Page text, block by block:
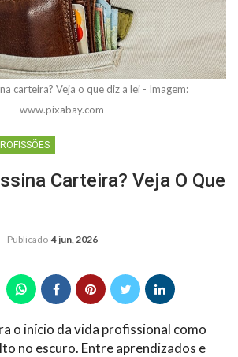
carteira? Veja o que diz a lei - Imagem:
www.pixabay.com
Carteira? Veja O Que
Publicado 4 jun, 2026
o início da vida profissional como
no escuro. Entre aprendizados e